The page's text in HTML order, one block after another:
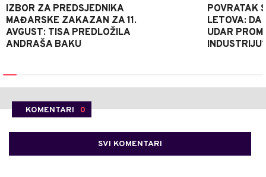
IZBOR ZA PREDSJEDNIKA
MAĐARSKE ZAKAZAN ZA 11.
AVGUST: TISA PREDLOŽILA
ANDRAŠA BAKU
POVRATAK
LETOVA: DA
UDAR
KOMENTARI 0
SVI KOMENTARI